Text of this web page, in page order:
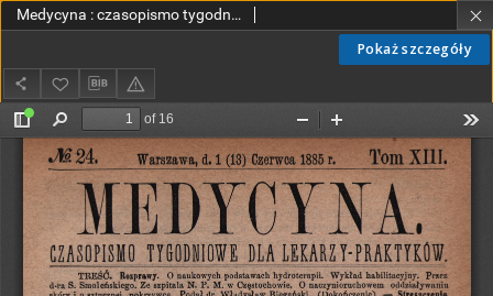
Pokaż szczegóły
Medycyna : czasopismo tygodniowe dla lekarzy praktyków 1885, T. XIII, nr 24